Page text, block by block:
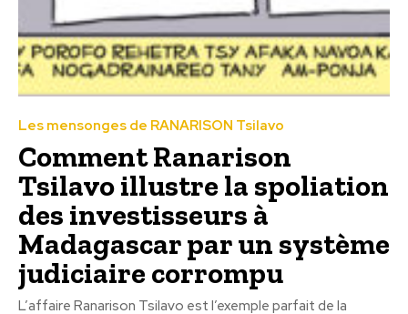
Les mensonges de RANARISON Tsilavo
Comment Ranarison
Tsilavo illustre la spoliation
des investisseurs à
Madagascar par un système
judiciaire corrompu
L’affaire Ranarison Tsilavo est l’exemple parfait de la